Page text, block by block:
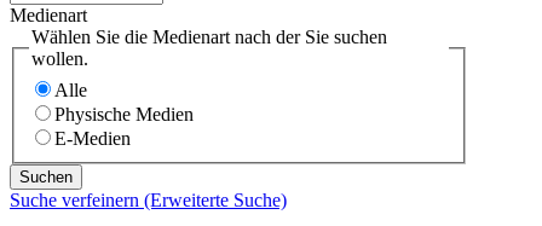
Medienart
Wählen Sie die Medienart nach der Sie suchen
wollen.
Alle
Physische Medien
E-Medien
Suche verfeinern (Erweiterte Suche)